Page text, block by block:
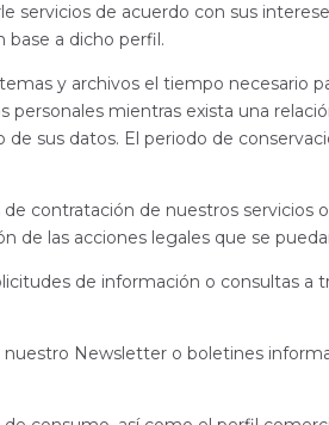
de acuerdo con sus
base a dicho perfil.
y archivos el tiempo necesario
personales mientras exista una
sus datos. El periodo de
contratación de nuestros servicios
de las acciones legales que se
de información o consultas
Newsletter o boletines